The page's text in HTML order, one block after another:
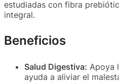
estudiadas con fibra
integral.
Beneficios
Salud Digestiva: Apoya
ayuda a aliviar el